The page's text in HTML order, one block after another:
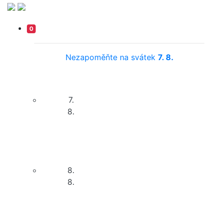
0
Nezapoměňte na svátek 7. 8.
7.
8.
8.
8.